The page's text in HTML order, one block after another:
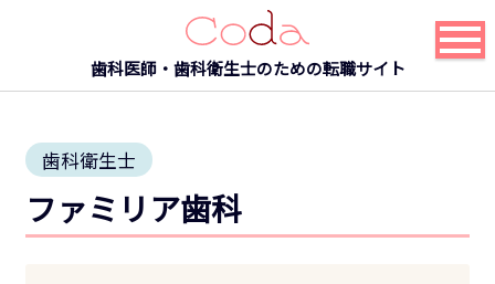
歯科医師・歯科衛生士のための転職サイト
歯科衛生士
ファミリア歯科